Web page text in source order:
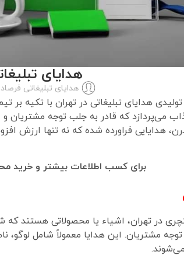
هدایای
هدایای تبلیغاتی فرصاد
تولیدی هدایای تبلیغاتی در تهران با تکیه
می‌پردازد که قادر به جلب توجه مشتریان و
هدایایی فراورده شده که نه تنها ارزش
برای کسب اطلاعات بیشتر و خرید
در تهران، اشیاء یا محصولاتی هستند
مشتریان. این هدایا معمولاً شامل لوگو،